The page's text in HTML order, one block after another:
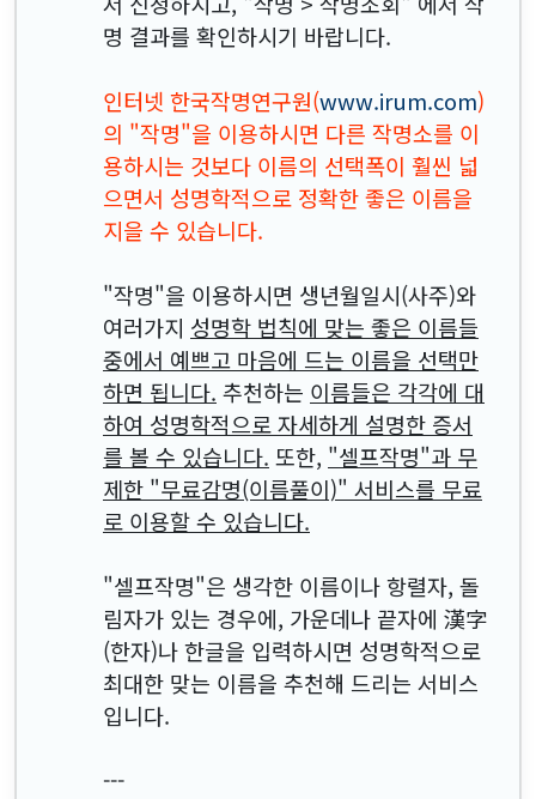
명 결과를 확인하시기 바랍니다.
인터넷 한국작명연구원(www.irum.com)
의 "작명"을 이용하시면 다른 작명소를 이
용하시는 것보다 이름의 선택폭이 훨씬 넓
으면서 성명학적으로 정확한 좋은 이름을
지을 수 있습니다.
"작명"을 이용하시면 생년월일시(사주)와
여러가지 성명학 법칙에 맞는 좋은 이름들
중에서 예쁘고 마음에 드는 이름을 선택만
하면 됩니다. 추천하는 이름들은 각각에 대
하여 성명학적으로 자세하게 설명한 증서
를 볼 수 있습니다. 또한, "셀프작명"과 무
제한 "무료감명(이름풀이)" 서비스를 무료
로 이용할 수 있습니다.
"셀프작명"은 생각한 이름이나 항렬자, 돌
림자가 있는 경우에, 가운데나 끝자에 漢字
(한자)나 한글을 입력하시면 성명학적으로
최대한 맞는 이름을 추천해 드리는 서비스
입니다.
---